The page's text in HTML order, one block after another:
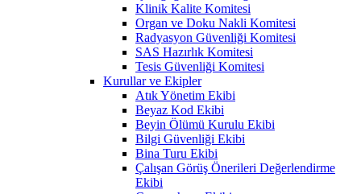
Klinik Kalite Komitesi
Organ ve Doku Nakli Komitesi
Radyasyon Güvenliği Komitesi
SAS Hazırlık Komitesi
Tesis Güvenliği Komitesi
Kurullar ve Ekipler
Atık Yönetim Ekibi
Beyaz Kod Ekibi
Beyin Ölümü Kurulu Ekibi
Bilgi Güvenliği Ekibi
Bina Turu Ekibi
Çalışan Görüş Önerileri Değerlendirme
Ekibi